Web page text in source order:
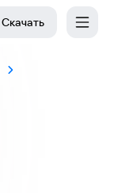
Скачать